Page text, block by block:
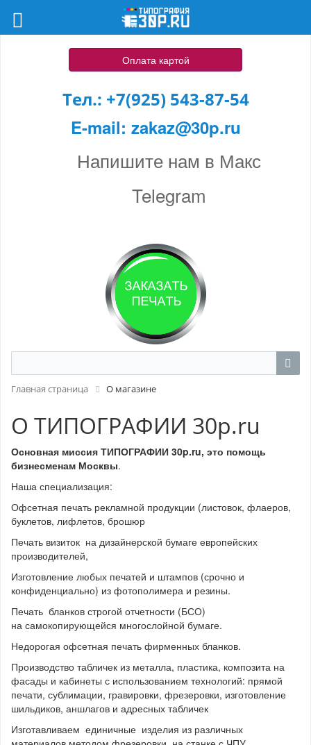
Оплата картой
Тел.: +7(925) 543-87-54
E-mail: zakaz@30p.ru
Напишите нам в Макс
Telegram
Главная страница О магазине
О ТИПОГРАФИИ 30p.ru
Основная миссия ТИПОГРАФИИ 30p.ru, это помощь
бизнесменам Москвы.
Наша специализация:
Офсетная печать рекламной продукции (листовок, флаеров,
буклетов, лифлетов, брошюр
Печать визиток на дизайнерской бумаге европейских
производителей,
Изготовление любых печатей и штампов (срочно и
конфиденциально) из фотополимера и резины.
Печать бланков строгой отчетности (БСО)
на самокопирующейся многослойной бумаге.
Недорогая офсетная печать фирменных бланков.
Производство табличек из металла, пластика, композита на
фасады и кабинеты с использованием технологий: прямой
печати, сублимации, гравировки, фрезеровки, изготовление
шильдиков, аншлагов и адресных табличек
Изготавливаем единичные изделия из различных